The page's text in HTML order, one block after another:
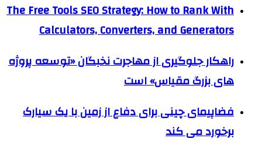
The Free Tools SEO Strategy: How to Rank With
Calculators, Converters, and Generators
راهکار جلوگیری از مهاجرت نخبگان «توسعه پروژه
های بزرگ مقیاس» است
فضاپیمای چینی برای دفاع از زمین با یک سیارک
برخورد می کند